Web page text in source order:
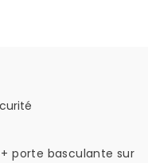
porte basculante sur